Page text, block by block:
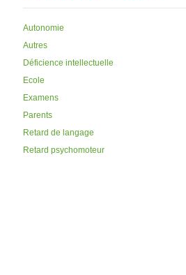
Autonomie
Autres
Déficience intellectuelle
Ecole
Examens
Parents
Retard de langage
Retard psychomoteur